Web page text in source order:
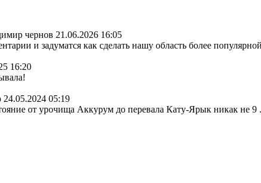
чернов 21.06.2026 16:05
и задуматся как сделать нашу область более
16:20
24.05.2024 05:19
от урочища Аккурум до перевала Кату-Ярык никак не 9